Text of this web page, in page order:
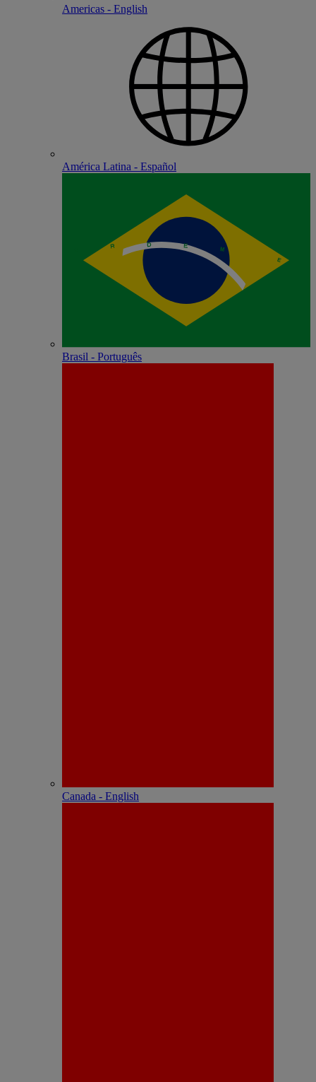
Americas - English
América Latina - Español
Brasil - Português
Canada - English